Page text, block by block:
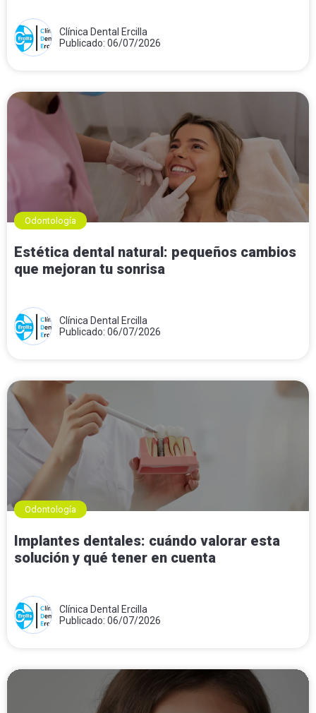
Clínica Dental Ercilla
Publicado: 06/07/2026
Odontología
Estética dental natural: pequeños cambios
que mejoran tu sonrisa
Clínica Dental Ercilla
Publicado: 06/07/2026
Odontología
Implantes dentales: cuándo valorar esta
solución y qué tener en cuenta
Clínica Dental Ercilla
Publicado: 06/07/2026